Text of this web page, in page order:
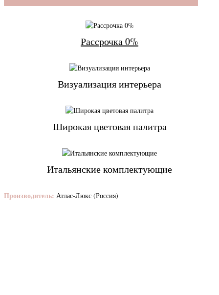
Рассрочка 0%
Визуализация интерьера
Широкая цветовая палитра
Итальянские комплектующие
Производитель: Атлас-Люкс (Россия)